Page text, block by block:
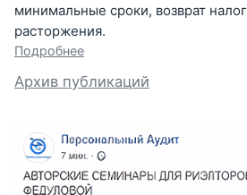
минимальные сроки, возврат
расторжения.
Подробнее
Архив публикаций